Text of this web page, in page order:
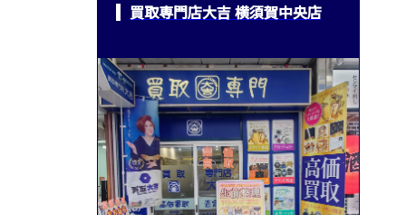
買取専門店大吉 横須賀中央店